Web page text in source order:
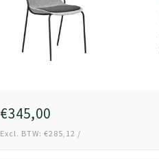
€345,00
Excl. BTW: €285,12 /